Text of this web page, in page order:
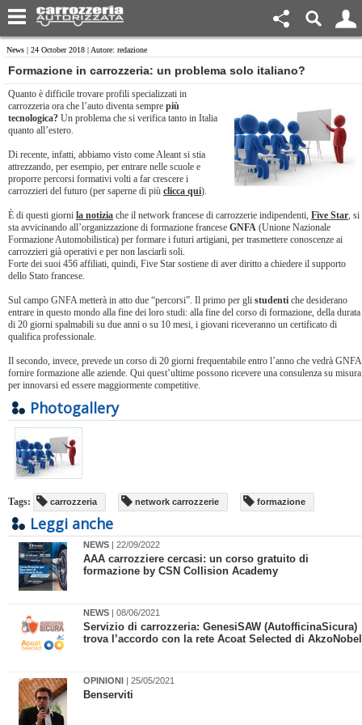
News | 24 October 2018 | Autore: redazione
Formazione in carrozzeria: un problema solo italiano?
Quanto è difficile trovare profili specializzati in
carrozzeria ora che l’auto diventa sempre più
tecnologica? Un problema che si verifica tanto in Italia
quanto all’estero.
Di recente, infatti, abbiamo visto come Aleant si stia
attrezzando, per esempio, per entrare nelle scuole e
proporre percorsi formativi volti a far crescere i
carrozzieri del futuro (per saperne di più clicca qui).
È di questi giorni la notizia che il network francese di carrozzerie indipendenti, Five Star, si
sta avvicinando all’organizzazione di formazione francese GNFA (Unione Nazionale
Formazione Automobilistica) per formare i futuri artigiani, per trasmettere conoscenze ai
carrozzieri già operativi e per non lasciarli soli.
Forte dei suoi 456 affiliati, quindi, Five Star sostiene di aver diritto a chiedere il supporto
dello Stato francese.
Sul campo GNFA metterà in atto due “percorsi”. Il primo per gli studenti che desiderano
entrare in questo mondo alla fine dei loro studi: alla fine del corso di formazione, della durata
di 20 giorni spalmabili su due anni o su 10 mesi, i giovani riceveranno un certificato di
qualifica professionale.
Il secondo, invece, prevede un corso di 20 giorni frequentabile entro l’anno che vedrà GNFA
fornire formazione alle aziende. Qui quest’ultime possono ricevere una consulenza su misura
per innovarsi ed essere maggiormente competitive.
Photogallery
Tags: carrozzeria network carrozzerie formazione
Leggi anche
NEWS | 22/09/2022
​AAA carrozziere cercasi: un corso gratuito di
formazione by CSN Collision Academy
NEWS | 08/06/2021
​Servizio di carrozzeria: GenesiSAW (AutofficinaSicura)
trova l’accordo con la rete Acoat Selected di AkzoNobel
OPINIONI | 25/05/2021
Benserviti